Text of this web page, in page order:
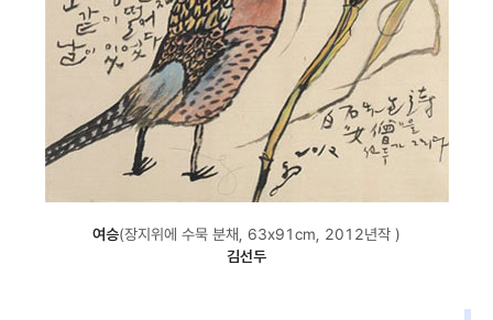
여승(장지위에 수묵 분채, 63x91cm, 2012년작 )
김선두